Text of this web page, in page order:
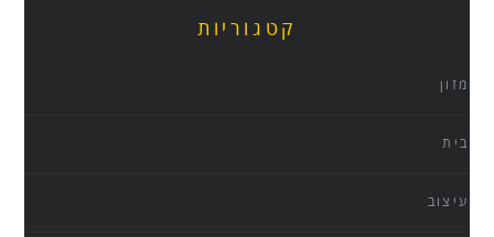
קטגוריות
מזון
בית
עיצוב